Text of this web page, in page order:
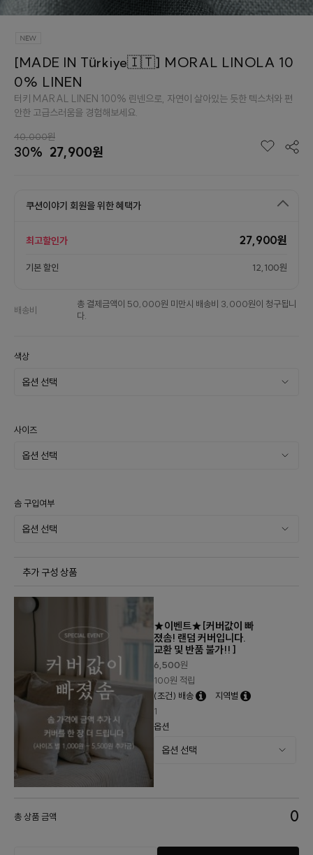
[MADE IN Türkiye🇮🇹] MORAL LINOLA 10
0% LINEN
터키 MARAL LINEN 100% 린넨으로, 자연이 살아있는 듯한 텍스처와 편
안한 고급스러움을 경험해보세요.
40,000원
30% 27,900원
쿠션이야기 회원을 위한 혜택가
최고할인가 27,900원
기본 할인 12,100원
배송비
총 결제금액이 50,000원 미만시 배송비 3,000원이 청구됩니
다.
색상
사이즈
솜 구입여부
추가 구성 상품
★이벤트★[커버값이 빠
졌솜! 랜덤 커버입니다.
교환 및 반품 불가!! ]
6,500원
100원 적립
(조건) 배송
지역별
1
옵션
총 상품 금액 0